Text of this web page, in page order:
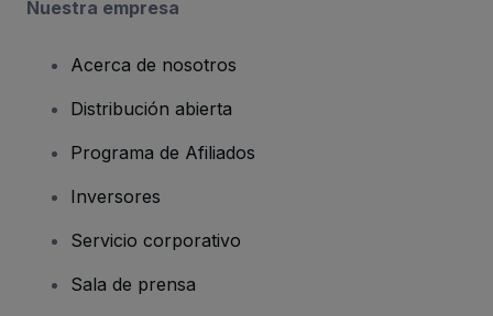
Nuestra empresa
Acerca de nosotros
Distribución abierta
Programa de Afiliados
Inversores
Servicio corporativo
Sala de prensa